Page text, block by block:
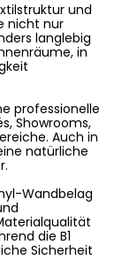
und
nicht nur
langlebig
in
professionelle
Showrooms,
Auch in
natürliche
Wandbelag
die B1
Sicherheit